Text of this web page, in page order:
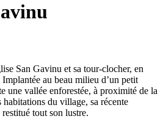
San Gavinu et sa tour-clocher, en
au beau milieu d’un petit
une vallée enforestée, à proximité de la
habitations du village, sa récente
tout son lustre.